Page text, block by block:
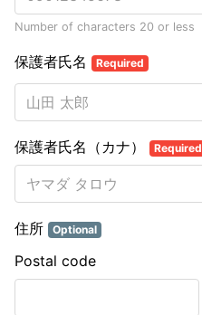
Number of characters 20 or less
保護者氏名 Required
保護者氏名（カナ） Required
住所 Optional
Postal code